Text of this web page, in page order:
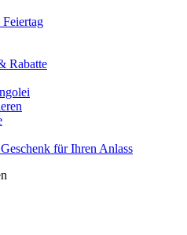
Rabatte
für Ihren Anlass